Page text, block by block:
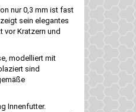
nur 0,3 mm ist fast
sein elegantes
vor Kratzern und
modelliert mit
sind
Innenfutter.